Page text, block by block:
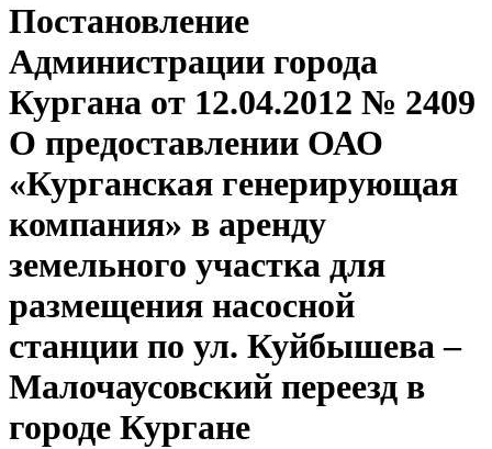
Постановление
Администрации города
Кургана от 12.04.2012 № 2409
О предоставлении ОАО
«Курганская генерирующая
компания» в аренду
земельного участка для
размещения насосной
станции по ул. Куйбышева –
Малочаусовский переезд в
городе Кургане